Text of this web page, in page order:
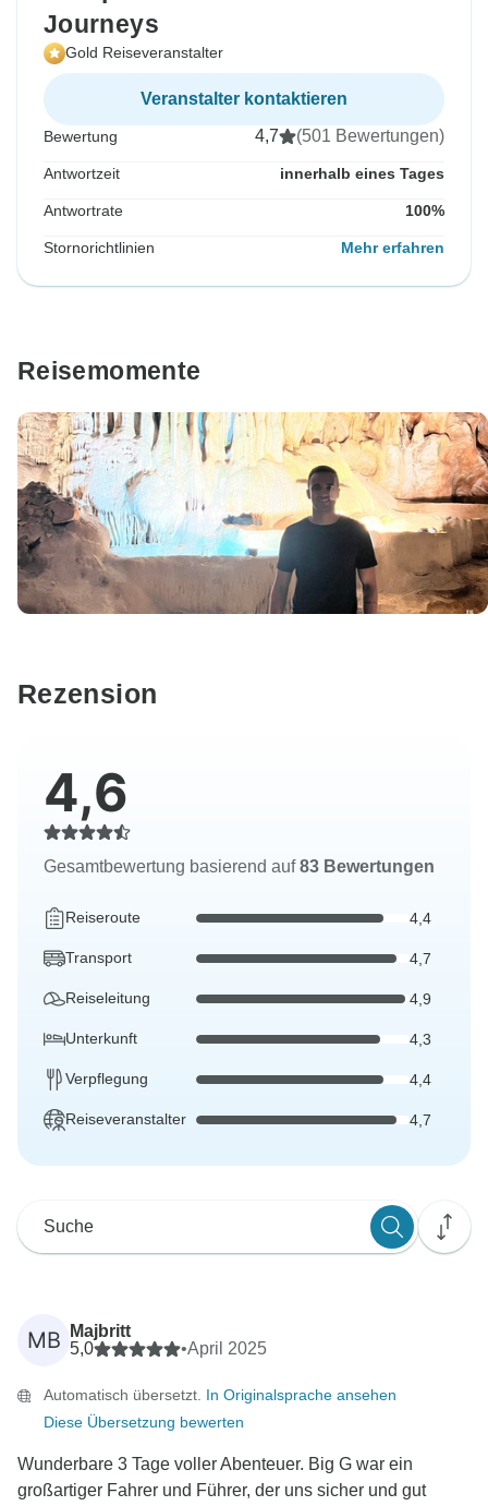
Journeys
Gold Reiseveranstalter
Veranstalter kontaktieren
Bewertung 4,7 (501 Bewertungen)
Antwortzeit innerhalb eines Tages
Antwortrate 100%
Stornorichtlinien Mehr erfahren
Reisemomente
Rezension
4,6
Gesamtbewertung basierend auf83 Bewertungen
Reiseroute 4,4
Transport 4,7
Reiseleitung 4,9
Unterkunft 4,3
Verpflegung 4,4
Reiseveranstalter 4,7
MB
Majbritt
5,0
•April 2025
Automatisch übersetzt. In Originalsprache ansehen
Diese Übersetzung bewerten
Wunderbare 3 Tage voller Abenteuer. Big G war ein
großartiger Fahrer und Führer, der uns sicher und gut